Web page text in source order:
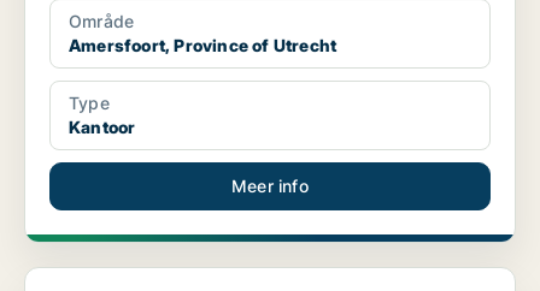
Område
Amersfoort, Province of Utrecht
Type
Kantoor
Meer info
Kantoor in Utrecht West, Utrecht